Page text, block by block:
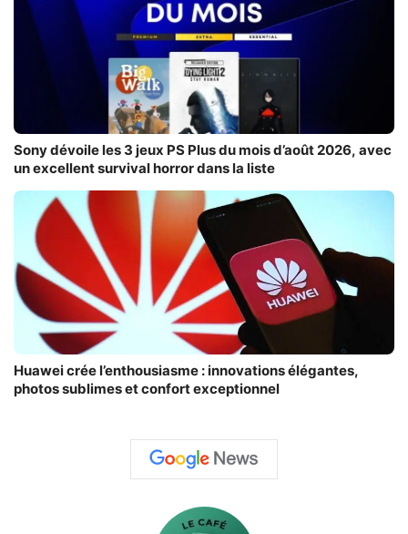
Sony dévoile les 3 jeux PS Plus du mois d’août 2026, avec
un excellent survival horror dans la liste
Huawei crée l’enthousiasme : innovations élégantes,
photos sublimes et confort exceptionnel